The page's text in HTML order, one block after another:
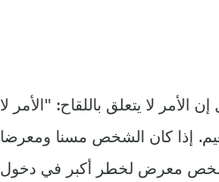
لا يتعلق باللقاح: "الأمر لا
إذا كان الشخص مسنا ومعرضا
معرض لخطر أكبر في دخول